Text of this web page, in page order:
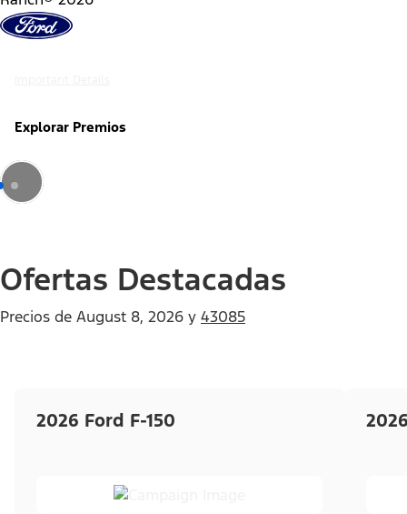
Saltar al contenido
Explorar Premios
Ofertas Destacadas
Precios de August 8, 2026 y 43085
2026 Ford F-150